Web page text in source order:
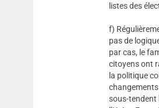
listes des
f)
pas de
par cas, le
citoyens ont
la politique
sous-tendent